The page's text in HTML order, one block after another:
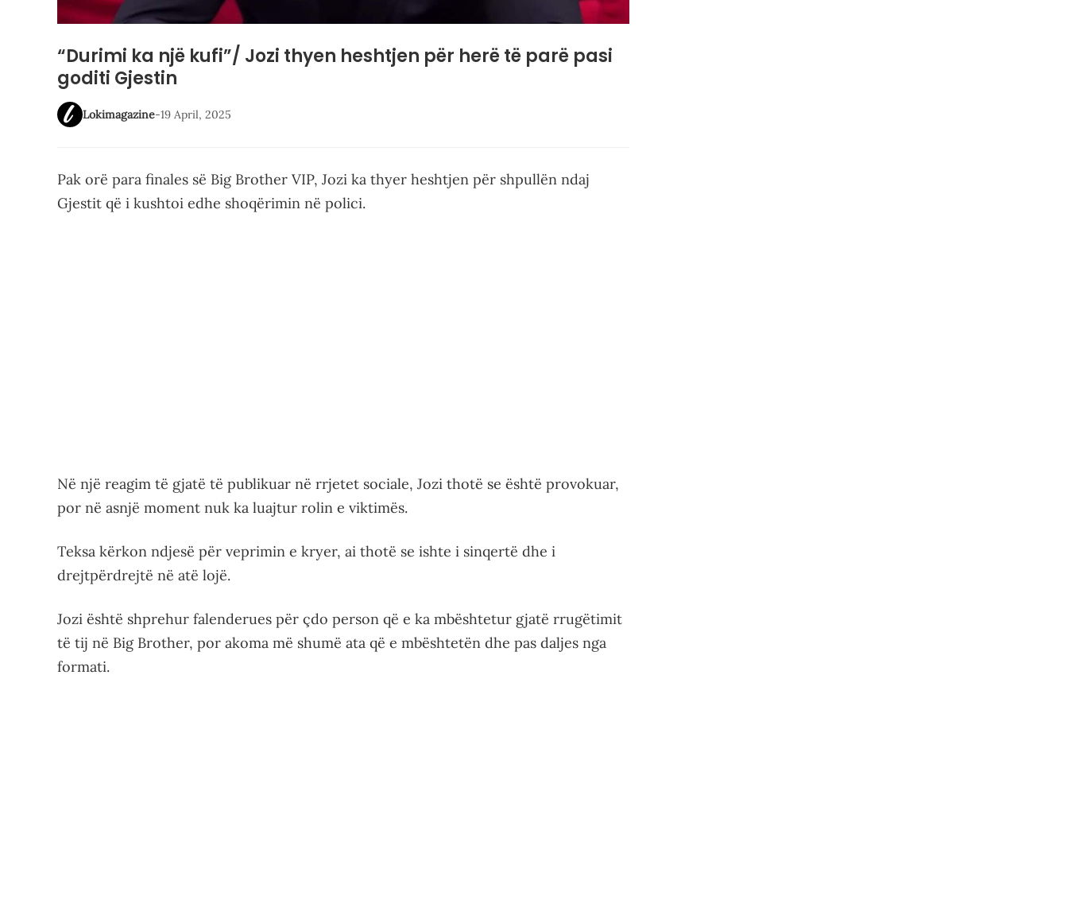
“Durimi ka një kufi”/ Jozi thyen heshtjen për herë të parë pasi
goditi Gjestin
Lokimagazine-19 April, 2025
Pak orë para finales së Big Brother VIP, Jozi ka thyer heshtjen për shpullën ndaj
Gjestit që i kushtoi edhe shoqërimin në polici.
Në një reagim të gjatë të publikuar në rrjetet sociale, Jozi thotë se është provokuar,
por në asnjë moment nuk ka luajtur rolin e viktimës.
Teksa kërkon ndjesë për veprimin e kryer, ai thotë se ishte i sinqertë dhe i
drejtpërdrejtë në atë lojë.
Jozi është shprehur falenderues për çdo person që e ka mbështetur gjatë rrugëtimit
të tij në Big Brother, por akoma më shumë ata që e mbështetën dhe pas daljes nga
formati.